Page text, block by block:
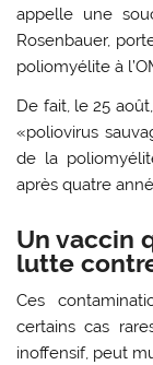
appelle une
Rosenbauer,
poliomyélite à
De fait, le 25
«poliovirus
de la
après quatre
Un vaccin
lutte
Ces
certains cas
inoffensif, peut